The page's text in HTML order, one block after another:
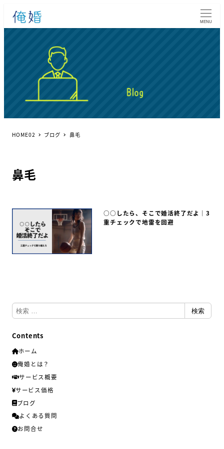
MENU
HOME02 ブログ 鼻毛
鼻毛
○○したら、そこで婚活終了だよ｜3
重チェックで地雷を回避
検
索
検索
Contents
ホーム
俺婚とは？
サービス概要
サービス価格
ブログ
よくある質問
お問合せ